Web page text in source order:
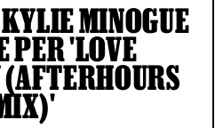
MINOGUE
PER 'LOVE